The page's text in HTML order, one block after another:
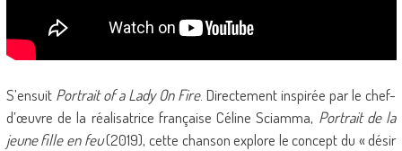
S’ensuit Portrait of a Lady On Fire. Directement inspirée par le chef-
d’œuvre de la réalisatrice française Céline Sciamma, Portrait de la
jeune fille en feu(2019), cette chanson explore le concept du « désir